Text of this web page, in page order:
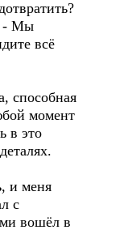
- Мы
всё
способная
момент
в это
и меня
с
вошёл в